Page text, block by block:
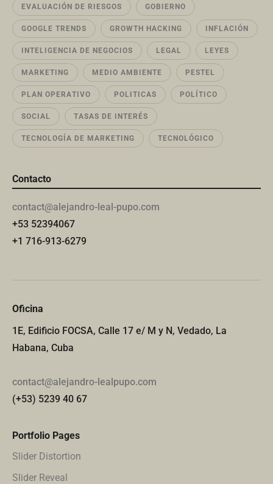
EVALUACIÓN DE RIESGOS GOBIERNO
GOOGLE TRENDS GROWTH HACKING INFLACIÓN
INTELIGENCIA DE NEGOCIOS LEGAL LEYES
MARKETING MEDIO AMBIENTE PESTEL
PLAN OPERATIVO POLITICAS POLÍTICO
SOCIAL TASAS DE INTERÉS
TECNOLOGÍA DE MARKETING TECNOLÓGICO
Contacto
contact@alejandro-leal-pupo.com
+53 52394067
+1 716-913-6279
Oficina
1E, Edificio FOCSA, Calle 17 e/ M y N, Vedado, La
Habana, Cuba
contact@alejandro-lealpupo.com
(+53) 5239 40 67
Portfolio Pages
Slider Distortion
Slider Reveal